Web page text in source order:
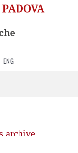
ENG
archive